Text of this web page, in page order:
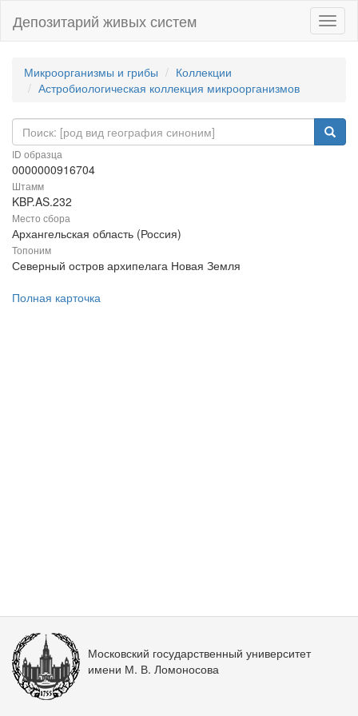
Депозитарий живых систем
Микроорганизмы и грибы
Коллекции
Астробиологическая коллекция микроорганизмов
ID образца
0000000916704
Штамм
KBP.AS.232
Место сбора
Архангельская область (Россия)
Топоним
Северный остров архипелага Новая Земля
Полная карточка
Московский государственный университет
имени М. В. Ломоносова